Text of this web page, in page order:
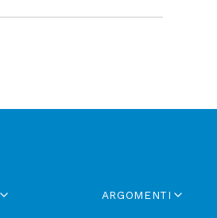
ARGOMENTI